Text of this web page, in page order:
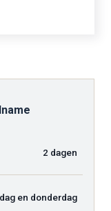
2 dagen
en donderdag